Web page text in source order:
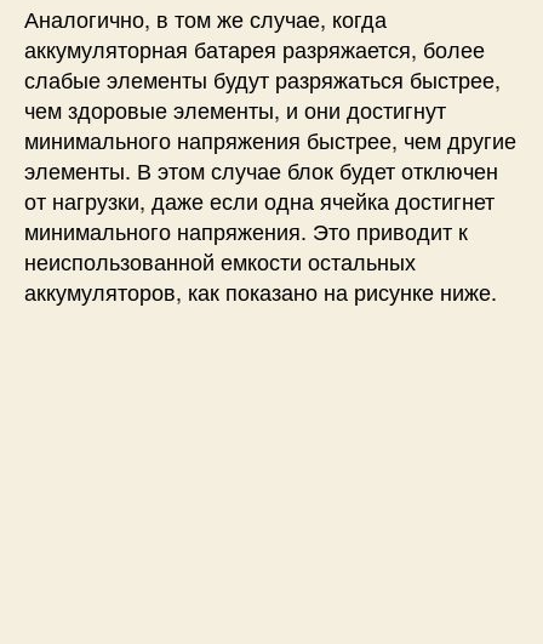
Аналогично, в том же случае, когда
аккумуляторная батарея разряжается, более
слабые элементы будут разряжаться быстрее,
чем здоровые элементы, и они достигнут
минимального напряжения быстрее, чем другие
элементы. В этом случае блок будет отключен
от нагрузки, даже если одна ячейка достигнет
минимального напряжения. Это приводит к
неиспользованной емкости остальных
аккумуляторов, как показано на рисунке ниже.